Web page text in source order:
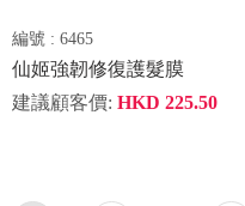
編號 : 6465
仙姬強韌修復護髮膜
建議顧客價: HKD 225.50